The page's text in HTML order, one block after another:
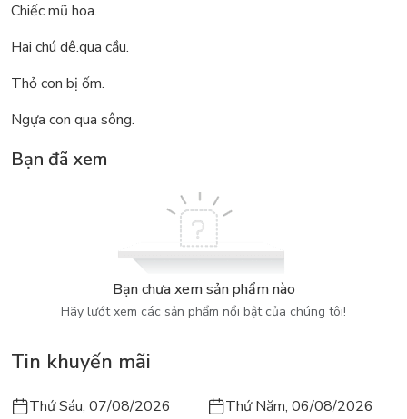
Chiếc mũ hoa.
Hai chú dê.qua cầu.
Thỏ con bị ốm.
Ngựa con qua sông.
Bạn đã xem
Bạn chưa xem sản phẩm nào
Hãy lướt xem các sản phẩm nổi bật của chúng tôi!
Tin khuyến mãi
Thứ Sáu, 07/08/2026 Thứ Năm, 06/08/2026